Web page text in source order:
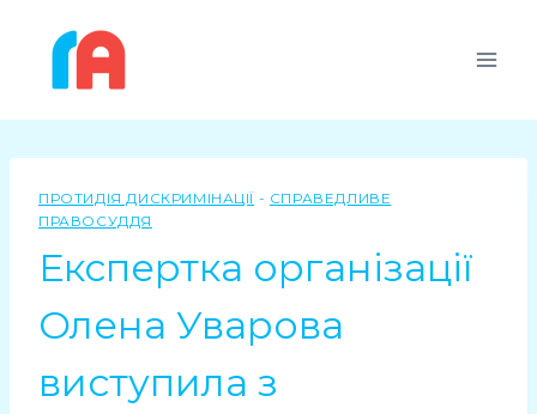
ПРОТИДІЯ ДИСКРИМІНАЦІЇ - СПРАВЕДЛИВЕ
ПРАВОСУДДЯ
Експертка організації
Олена Уварова
виступила з